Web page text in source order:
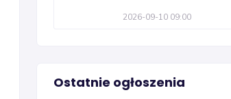
2026-09-10 09:00
Ostatnie ogłoszenia